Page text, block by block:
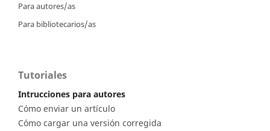
Para autores/as
Para bibliotecarios/as
Tutoriales
Intrucciones para autores
Cómo enviar un artículo
Cómo cargar una versión corregida